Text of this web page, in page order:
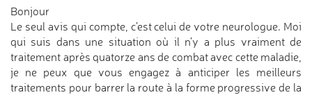
Bonjour
Le seul avis qui compte, c’est celui de votre neurologue. Moi
qui suis dans une situation où il n’y a plus vraiment de
traitement après quatorze ans de combat avec cette maladie,
je ne peux que vous engagez à anticiper les meilleurs
traitements pour barrer la route à la forme progressive de la